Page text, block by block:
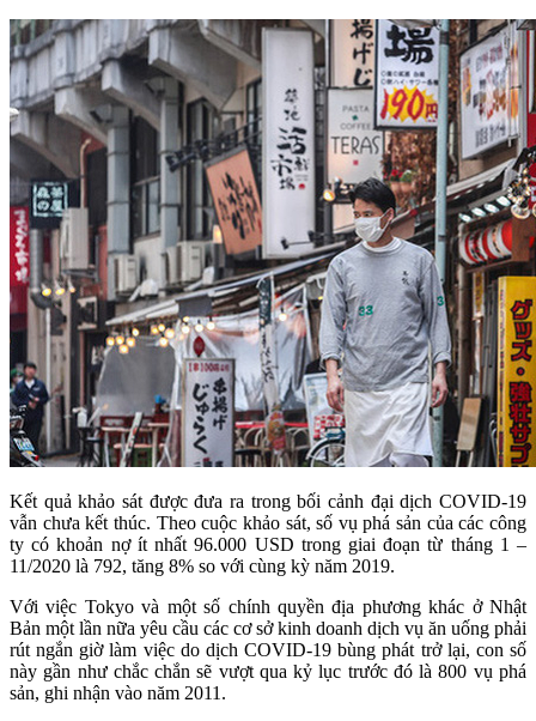
Kết quả khảo sát được đưa ra trong bối cảnh đại dịch COVID-19
vẫn chưa kết thúc. Theo cuộc khảo sát, số vụ phá sản của các công
ty có khoản nợ ít nhất 96.000 USD trong giai đoạn từ tháng 1 –
11/2020 là 792, tăng 8% so với cùng kỳ năm 2019.
Với việc Tokyo và một số chính quyền địa phương khác ở Nhật
Bản một lần nữa yêu cầu các cơ sở kinh doanh dịch vụ ăn uống phải
rút ngắn giờ làm việc do dịch COVID-19 bùng phát trở lại, con số
này gần như chắc chắn sẽ vượt qua kỷ lục trước đó là 800 vụ phá
sản, ghi nhận vào năm 2011.